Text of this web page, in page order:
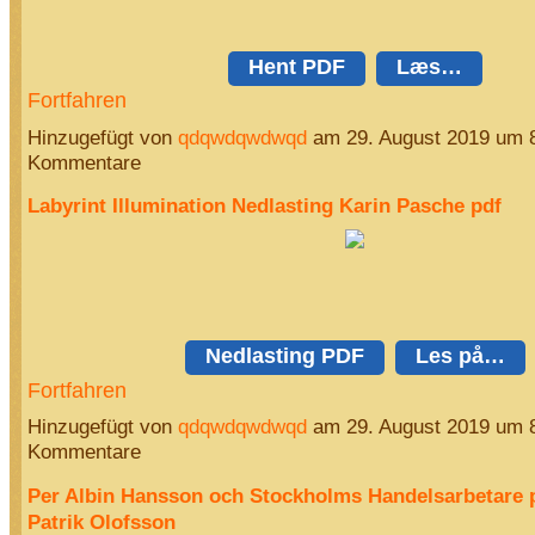
Hent PDF
Læs…
Fortfahren
Hinzugefügt von qdqwdqwdwqdam 29. August 2019 um
Kommentare
Labyrint Illumination Nedlasting Karin Pasche pdf
Nedlasting PDF
Les på…
Fortfahren
Hinzugefügt von qdqwdqwdwqdam 29. August 2019 um
Kommentare
Per Albin Hansson och Stockholms Handelsarbetare
Patrik Olofsson